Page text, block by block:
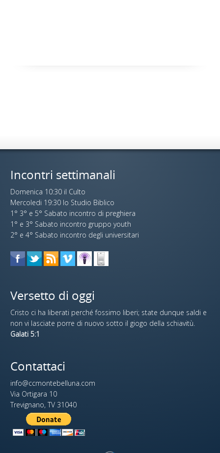
Incontri settimanali
Domenica 10:30 il Culto
Mercoledi 19:30 lo Studio Biblico
1° 3° e 5° Sabato incontro di preghiera
1° e 3° Sabato incontro gruppo youth
2° e 4° Sabato incontro degli universitari
Versetto di oggi
Cristo ci ha liberati perché fossimo liberi; state dunque saldi e
non vi lasciate porre di nuovo sotto il giogo della schiavitù.
Galati 5:1
Contattaci
info@ccmontebelluna.com
Via Ortigara 10
Trevignano, TV 31040